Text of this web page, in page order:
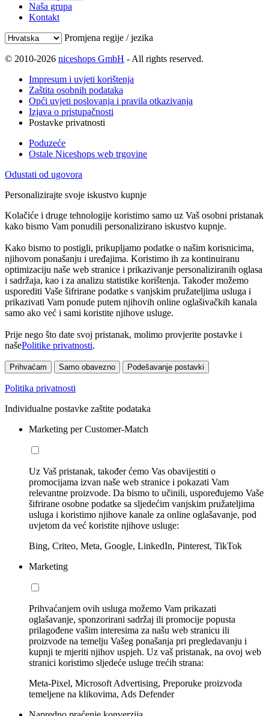
Naša grupa
Kontakt
Promjena regije / jezika
© 2010-2026 niceshops GmbH - All rights reserved.
Impresum i uvjeti korištenja
Zaštita osobnih podataka
Opći uvjeti poslovanja i pravila otkazivanja
Izjava o pristupačnosti
Postavke privatnosti
Poduzeće
Ostale Niceshops web trgovine
Odustati od ugovora
Personalizirajte svoje iskustvo kupnje
Kolačiće i druge tehnologije koristimo samo uz Vaš osobni pristanak
kako bismo Vam ponudili personalizirano iskustvo kupnje.
Kako bismo to postigli, prikupljamo podatke o našim korisnicima,
njihovom ponašanju i uređajima. Koristimo ih za kontinuiranu
optimizaciju naše web stranice i prikazivanje personaliziranih oglasa
i sadržaja, kao i za analizu statistike korištenja. Također možemo
usporediti Vaše šifrirane podatke s vanjskim pružateljima usluga i
prikazivati Vam ponude putem njihovih online oglašivačkih kanala
samo ako već i sami koristite njihove usluge.
Prije nego što date svoj pristanak, molimo provjerite postavke i
našePolitike privatnosti.
Prihvaćam Samo obavezno Podešavanje postavki
Politika privatnosti
Individualne postavke zaštite podataka
Marketing per Customer-Match
Uz Vaš pristanak, također ćemo Vas obavijestiti o
promocijama izvan naše web stranice i pokazati Vam
relevantne proizvode. Da bismo to učinili, uspoređujemo Vaše
šifrirane osobne podatke sa sljedećim vanjskim pružateljima
usluga i koristimo njihove kanale za online oglašavanje, pod
uvjetom da već koristite njihove usluge:
Bing, Criteo, Meta, Google, LinkedIn, Pinterest, TikTok
Marketing
Prihvaćanjem ovih usluga možemo Vam prikazati
oglašavanje, sponzorirani sadržaj ili promocije popusta
prilagođene vašim interesima za našu web stranicu ili
proizvode na temelju Vašeg ponašanja pri pregledavanju i
kupnji te mjeriti njihov uspjeh. Uz vaš pristanak, na ovoj web
stranici koristimo sljedeće usluge trećih strana:
Meta-Pixel, Microsoft Advertising, Preporuke proizvoda
temeljene na klikovima, Ads Defender